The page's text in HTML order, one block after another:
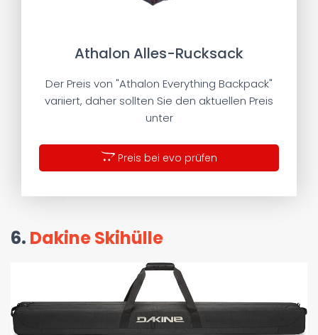
Athalon Alles-Rucksack
Der Preis von "Athalon Everything Backpack"
variiert, daher sollten Sie den aktuellen Preis
unter
Preis bei evo prüfen
6. Dakine Skihülle